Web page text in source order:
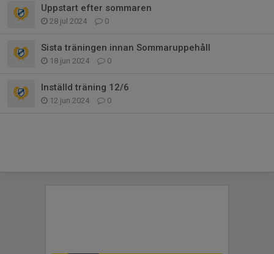
Uppstart efter sommaren
28 jul 2024 0
Sista träningen innan Sommaruppehåll
18 jun 2024 0
Inställd träning 12/6
12 jun 2024 0